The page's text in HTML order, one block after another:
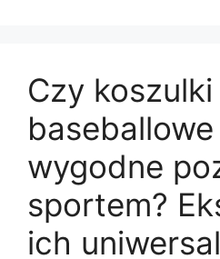
Czy koszulki
baseballowe
wygodne
sportem?
ich